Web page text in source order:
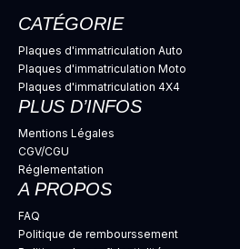
CATÉGORIE
Plaques d'immatriculation Auto
Plaques d'immatriculation Moto
Plaques d'immatriculation 4X4
PLUS D’INFOS
Mentions Légales
CGV/CGU
Réglementation
A PROPOS
FAQ
Politique de rembourssement